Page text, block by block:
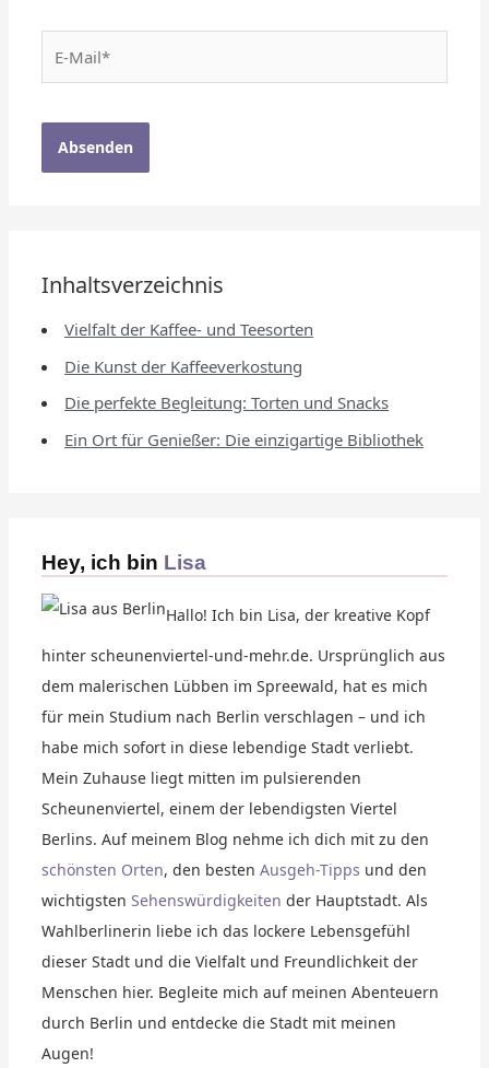
Mail*
Inhaltsverzeichnis
Vielfalt der Kaffee- und Teesorten
Die Kunst der Kaffeeverkostung
Die perfekte Begleitung: Torten und Snacks
Ein Ort für Genießer: Die einzigartige Bibliothek
Hey, ich bin Lisa
Hallo! Ich bin Lisa, der kreative Kopf
hinter scheunenviertel-und-mehr.de. Ursprünglich aus
dem malerischen Lübben im Spreewald, hat es mich
für mein Studium nach Berlin verschlagen – und ich
habe mich sofort in diese lebendige Stadt verliebt.
Mein Zuhause liegt mitten im pulsierenden
Scheunenviertel, einem der lebendigsten Viertel
Berlins. Auf meinem Blog nehme ich dich mit zu den
schönsten Orten, den bestenAusgeh-Tipps und den
wichtigstenSehenswürdigkeiten der Hauptstadt. Als
Wahlberlinerin liebe ich das lockere Lebensgefühl
dieser Stadt und die Vielfalt und Freundlichkeit der
Menschen hier. Begleite mich auf meinen Abenteuern
durch Berlin und entdecke die Stadt mit meinen
Augen!